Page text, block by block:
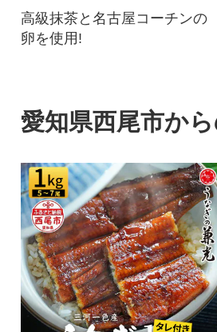
高級抹茶と名古屋コーチンの
卵を使用!
愛知県西尾市か